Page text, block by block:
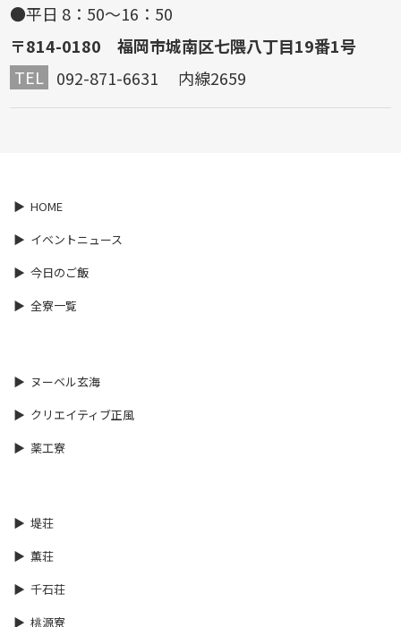
●平日 8：50～16：50
〒814-0180 福岡市城南区七隈八丁目19番1号
TEL 092-871-6631 内線2659
HOME
イベントニュース
今日のご飯
全寮一覧
ヌーベル玄海
クリエイティブ正風
薬工寮
堤荘
薫荘
千石荘
桃源寮